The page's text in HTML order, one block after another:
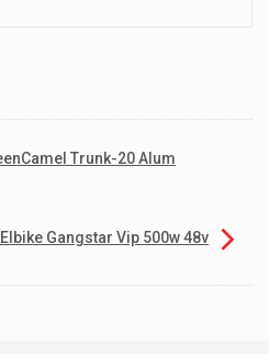
Trunk-20 Alum
Gangstar Vip 500w 48v